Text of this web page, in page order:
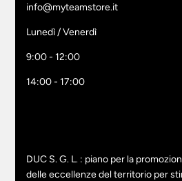
info@myteamstore.it
Lunedì / Venerdì
9:00 - 12:00
14:00 - 17:00
DUC S. G. L. : piano per la
delle eccellenze del territorio per